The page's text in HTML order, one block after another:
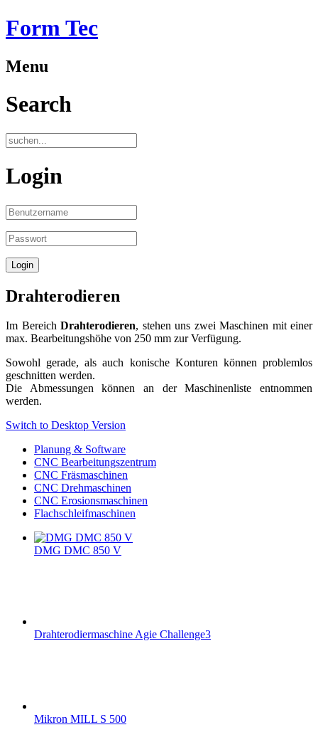
Form Tec
Menu
Search
Login
Drahterodieren
Im Bereich Drahterodieren, stehen uns zwei Maschinen mit einer
max. Bearbeitungshöhe von 250 mm zur Verfügung.
Sowohl gerade, als auch konische Konturen können problemlos
geschnitten werden.
Die Abmessungen können an der Maschinenliste entnommen
werden.
Switch to Desktop Version
Planung & Software
CNC Bearbeitungszentrum
CNC Fräsmaschinen
CNC Drehmaschinen
CNC Erosionsmaschinen
Flachschleifmaschinen
DMG DMC 850 V
Drahterodiermaschine Agie Challenge3
Mikron MILL S 500